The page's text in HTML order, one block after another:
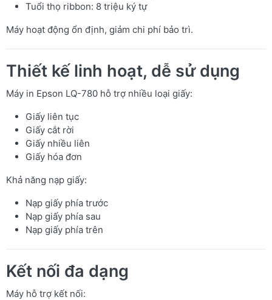
Tuổi thọ ribbon: 8 triệu ký tự
Máy hoạt động ổn định, giảm chi phí bảo trì.
Thiết kế linh hoạt, dễ sử dụng
Máy in Epson LQ-780 hỗ trợ nhiều loại giấy:
Giấy liên tục
Giấy cắt rời
Giấy nhiều liên
Giấy hóa đơn
Khả năng nạp giấy:
Nạp giấy phía trước
Nạp giấy phía sau
Nạp giấy phía trên
Kết nối đa dạng
Máy hỗ trợ kết nối: